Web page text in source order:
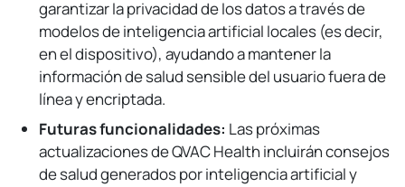
garantizar la privacidad de los datos a través de
modelos de inteligencia artificial locales (es decir,
en el dispositivo), ayudando a mantener la
información de salud sensible del usuario fuera de
línea y encriptada.
Futuras funcionalidades: Las próximas
actualizaciones de QVAC Health incluirán consejos
de salud generados por inteligencia artificial y